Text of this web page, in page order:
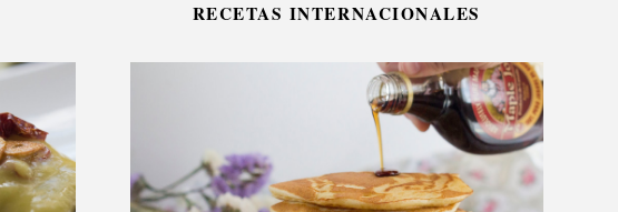
RECETAS INTERNACIONALES